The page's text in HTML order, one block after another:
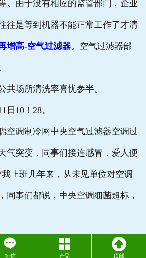
。由于没有相应的监管部门，企业
往是等到机器不能正常工作了才清
增高-空气过滤器。空气过滤器部
场所清洗率喜忧参半。
10！28。
调制冷网中央空气过滤器空调过
气突变，同事们接连感冒，爱人便
上班几年来，从未见单位对空调
同事们都说，中央空调细菌超标，
短信 产品 顶部